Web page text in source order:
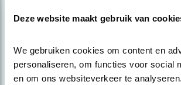
Deze website maakt gebruik van
We gebruiken cookies om content en
personaliseren, om functies voor social
en om ons websiteverkeer te